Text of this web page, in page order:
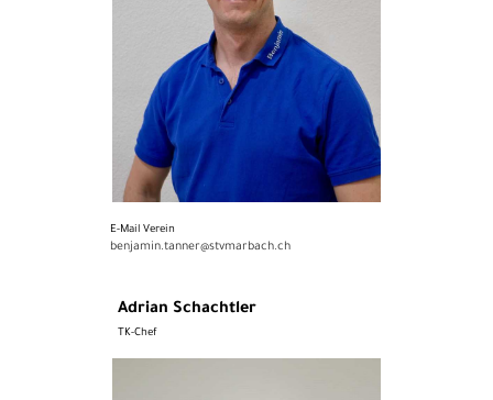
E-Mail Verein
benjamin.tanner@stvmarbach.ch
Adrian Schachtler
TK-Chef